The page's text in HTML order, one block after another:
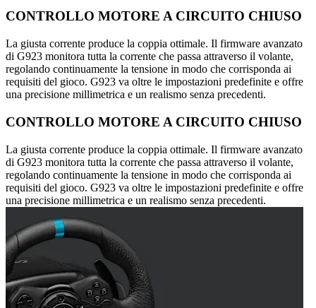
CONTROLLO MOTORE A CIRCUITO CHIUSO
La giusta corrente produce la coppia ottimale. Il firmware avanzato
di G923 monitora tutta la corrente che passa attraverso il volante,
regolando continuamente la tensione in modo che corrisponda ai
requisiti del gioco. G923 va oltre le impostazioni predefinite e offre
una precisione millimetrica e un realismo senza precedenti.
CONTROLLO MOTORE A CIRCUITO CHIUSO
La giusta corrente produce la coppia ottimale. Il firmware avanzato
di G923 monitora tutta la corrente che passa attraverso il volante,
regolando continuamente la tensione in modo che corrisponda ai
requisiti del gioco. G923 va oltre le impostazioni predefinite e offre
una precisione millimetrica e un realismo senza precedenti.